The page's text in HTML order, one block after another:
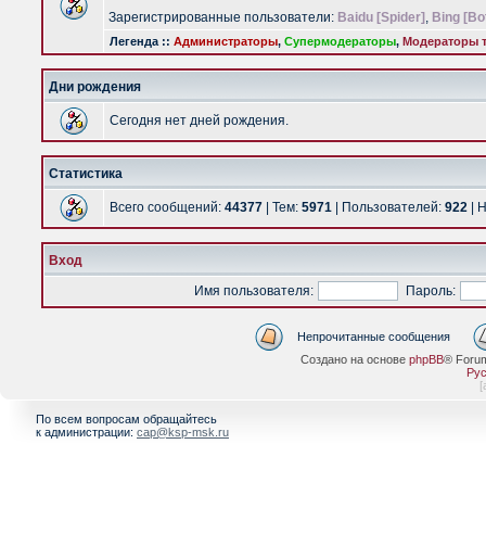
Зарегистрированные пользователи: Baidu [Spider] , Bing
Легенда :: Администраторы, Супермодераторы, Модераторы
Дни рождения
Сегодня нет дней рождения.
Статистика
Всего сообщений: 44377 | Тем: 5971 | Пользователей: 922 |
Вход
Имя пользователя:
Пароль:
Непрочитанные сообщения
Создано на основе phpBB®
[
По всем вопросам обращайтесь
к администрации: cap@ksp-msk.ru